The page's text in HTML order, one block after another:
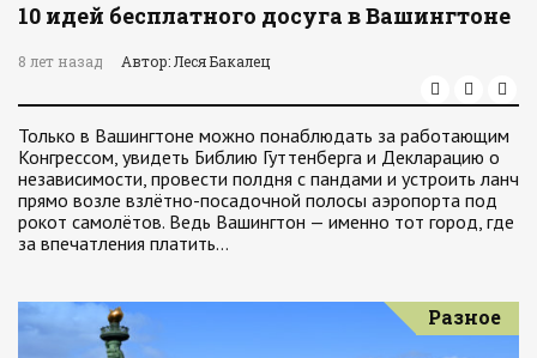
10 идей бесплатного досуга в Вашингтоне
8 лет назад Автор: Леся Бакалец
Только в Вашингтоне можно понаблюдать за работающим
Конгрессом, увидеть Библию Гуттенберга и Декларацию о
независимости, провести полдня с пандами и устроить ланч
прямо возле взлётно-посадочной полосы аэропорта под
рокот самолётов. Ведь Вашингтон — именно тот город, где
за впечатления платить…
Разное